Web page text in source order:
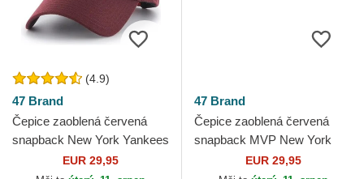
(4.9)
47 Brand
Čepice zaoblená červená
snapback New York Yankees
MLB 47 BrandEUR 29,95
47 Brand
Čepice zaoblená červená
snapback MVP New York
Yankees MLB 47 Brand
EUR 29,95